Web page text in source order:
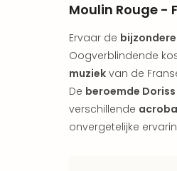
Moulin Rouge -
Ervaar de
Oogverblindende
muziek van de
De beroemde Doriss
verschillende
onvergetelijke